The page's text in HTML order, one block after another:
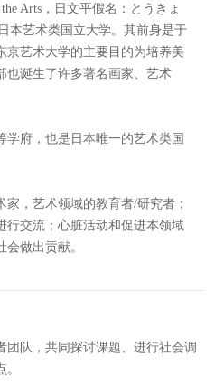
Arts，日文平假名：とうきょ
本艺术类国立大学。其前身是于
京艺术大学的主要目的为培养美
也诞生了许多著名画家、艺术
府，也是日本唯一的艺术类国
，艺术领域的教育者/研究者；
行交流；心脏活动和促进本领域
做出贡献。
队，共同探讨课题、进行社会调